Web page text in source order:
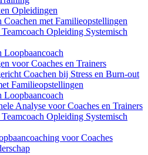
Opleidingen
Coachen met Familieopstellingen
Opleiding Systemisch
Loopbaancoach
voor Coaches en Trainers
Coachen bij Stress en Burn-out
Familieopstellingen
Loopbaancoach
Analyse voor Coaches en Trainers
Opleiding Systemisch
voor Coaches